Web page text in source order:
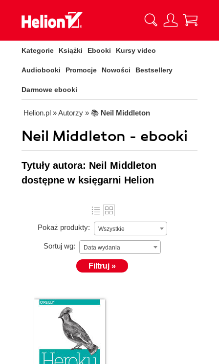
Kategorie Książki Ebooki Kursy video
Audiobooki Promocje Nowości Bestsellery
Darmowe ebooki
Helion.pl » Autorzy » 📚 Neil Middleton
Neil Middleton - ebooki
Tytuły autora: Neil Middleton
dostępne w księgarni Helion
Pokaż produkty: Wszystkie
Sortuj wg: Data wydania
Filtruj »